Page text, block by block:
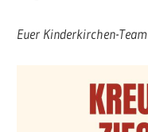
Euer Kinderkirchen-Team